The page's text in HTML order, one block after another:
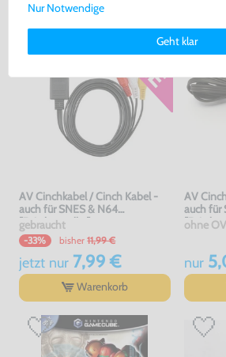
AV Cinchkabel / Cinch Kabel -
auch für SNES & N64
[Dritthersteller]
gebraucht
-33% bisher 11,99 €
jetzt nur7,99 €
Warenkorb
AV
auch für
ohne
nur
Weitere Informationen zu den von uns
Deinen Rechten als Nutzer findest Du
Impressum.
Geht klar
Nur Notwendige